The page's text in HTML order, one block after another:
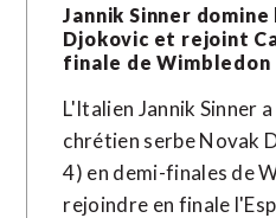
Jannik Sinner
Djokovic et rejoint
finale de Wimbledon
L'Italien Jannik Sinner
chrétien serbe Novak
4) en demi-finales de
rejoindre en finale